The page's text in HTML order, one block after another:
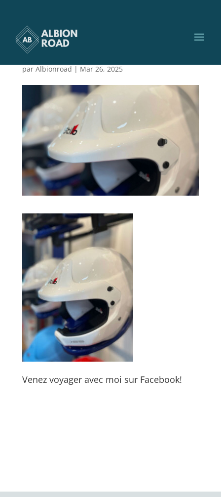
visiere casque
automobile
par Albionroad | Mar 26, 2025
Venez voyager avec moi sur Facebook!